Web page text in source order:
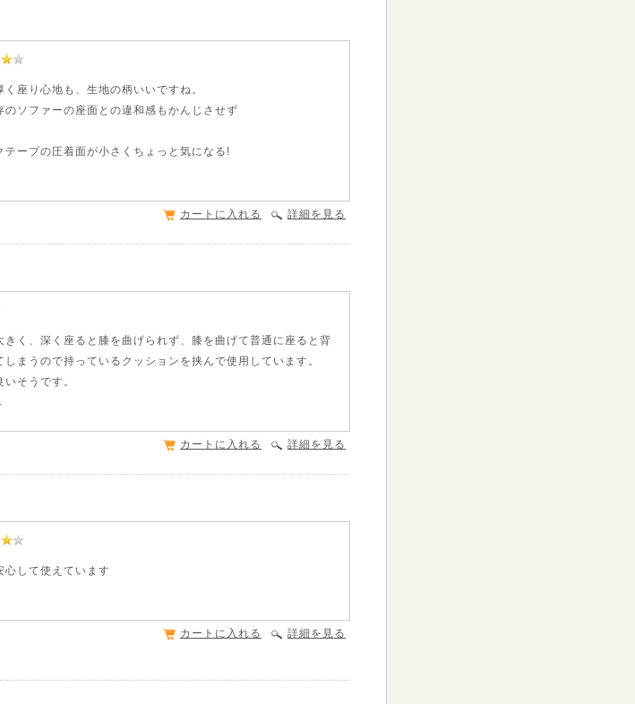
座り心地も、生地の柄いいですね。
のソファーの座面との違和感もかんじさせず
ープの圧着面が小さくちょっと気になる!
詳細を見る
カートに入れる
く、深く座ると膝を曲げられず、膝を曲げて普通に座ると背
まうので持っているクッションを挟んで使用しています。
そうです。
詳細を見る
カートに入れる
心して使えています
詳細を見る
カートに入れる